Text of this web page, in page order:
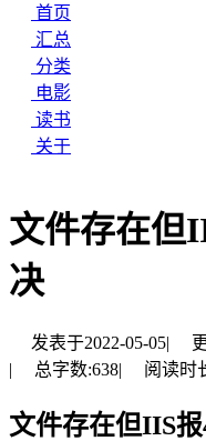
首页
汇总
分类
电影
读书
关于
文件存在但
决
发表于2022-05-05|
|
总字数:638| 阅读时
文件存在但IIS